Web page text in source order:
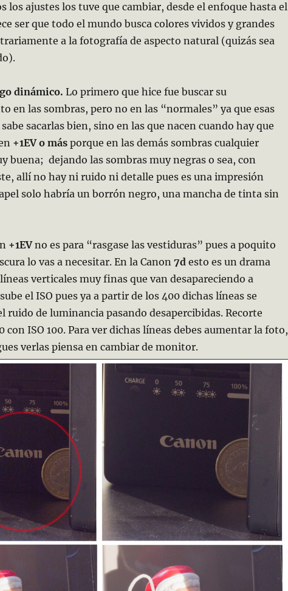
los ajustes los tuve que cambiar, desde el enfoque hasta el
ser que todo el mundo busca colores vividos y grandes
a la fotografía de aspecto natural (quizás sea
dinámico. Lo primero que hice fue buscar su
en las sombras, pero no en las “normales” ya que esas
sacarlas bien, sino en las que nacen cuando hay que
+1EV o másporque en las demás sombras cualquier
buena; dejando las sombras muy negras o sea, con
allí no hay ni ruido ni detalle pues es una impresión
solo habría un borrón negro, una mancha de tinta sin
+1EVno es para “rasgase las vestiduras” pues a poquito
lo vas a necesitar. En la Canon 7desto es un drama
verticales muy finas que van desapareciendo a
el ISO pues ya a partir de los 400 dichas líneas se
ruido de luminancia pasando desapercibidas. Recorte
con ISO 100. Para ver dichas líneas debes aumentar la foto,
verlas piensa en cambiar de monitor.